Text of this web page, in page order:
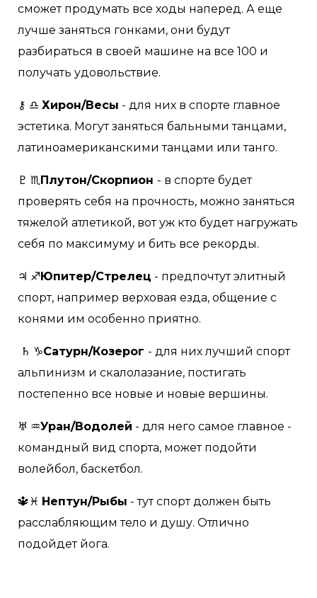
сможет продумать все ходы наперед. А еще
лучше заняться гонками, они будут
разбираться в своей машине на все 100 и
получать удовольствие.
⚷ ♎ Хирон/Весы - для них в спорте главное
эстетика. Могут заняться бальными танцами,
латиноамериканскими танцами или танго.
♇ ♏Плутон/Скорпион - в спорте будет
проверять себя на прочность, можно заняться
тяжелой атлетикой, вот уж кто будет нагружать
себя по максимуму и бить все рекорды.
♃ ♐Юпитер/Стрелец - предпочтут элитный
спорт, например верховая езда, общение с
конями им особенно приятно.
♄ ♑Сатурн/Козерог - для них лучший спорт
альпинизм и скалолазание, постигать
постепенно все новые и новые вершины.
♅ ♒Уран/Водолей - для него самое главное -
командный вид спорта, может подойти
волейбол, баскетбол.
🔱♓ Нептун/Рыбы - тут спорт должен быть
расслабляющим тело и душу. Отлично
подойдет йога.